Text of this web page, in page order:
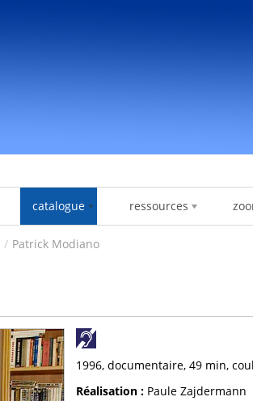
catalogue ressources
/ Patrick Modiano
1996, documentaire, 49 min,
Réalisation : Paule Zajdermann